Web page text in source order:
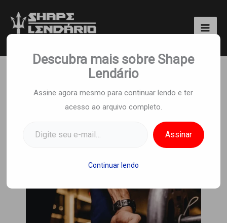
para
Treino ABCD: Por que o
Método P.H.U.L é a
Chave para Hipertrofia?
Descubra mais sobre Shape
Lendário
Assine agora mesmo para continuar lendo e ter
acesso ao arquivo completo.
Assinar
Continuar lendo